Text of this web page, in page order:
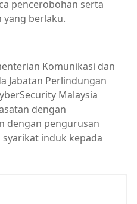
pencerobohan serta
yang berlaku.
Komunikasi dan
Jabatan Perlindungan
Malaysia
dengan
dengan pengurusan
syarikat induk kepada